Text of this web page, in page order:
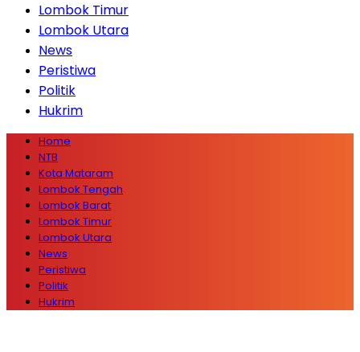
Lombok Timur
Lombok Utara
News
Peristiwa
Politik
Hukrim
Home
NTB
Kota Mataram
Lombok Tengah
Lombok Barat
Lombok Timur
Lombok Utara
News
Peristiwa
Politik
Hukrim